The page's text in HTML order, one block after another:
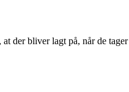
bliver lagt på, når de